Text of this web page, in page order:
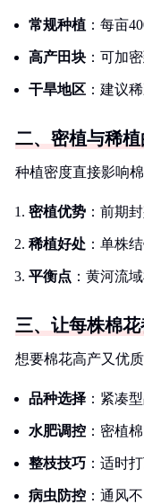
常规种植 ：每亩
高产田块 ：可加
干旱地区 ：建议
二、密植与稀
种植密度直接影响
密植优势 ：前期
稀植好处 ：单株
平衡点 ：黄河流
三、让每株棉
想要棉花高产又优
品种选择 ：紧凑
水肥调控 ：密植
整枝技巧 ：适时
病虫防控 ：通风